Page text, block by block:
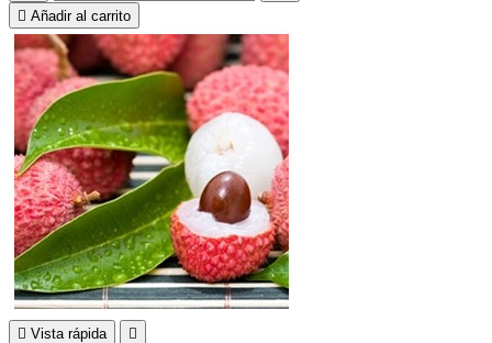
 Añadir al carrito
 Vista rápida 